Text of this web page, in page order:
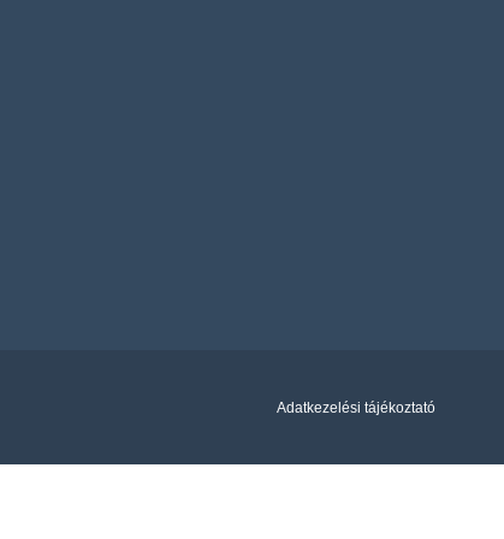
Adatkezelési tájékoztató